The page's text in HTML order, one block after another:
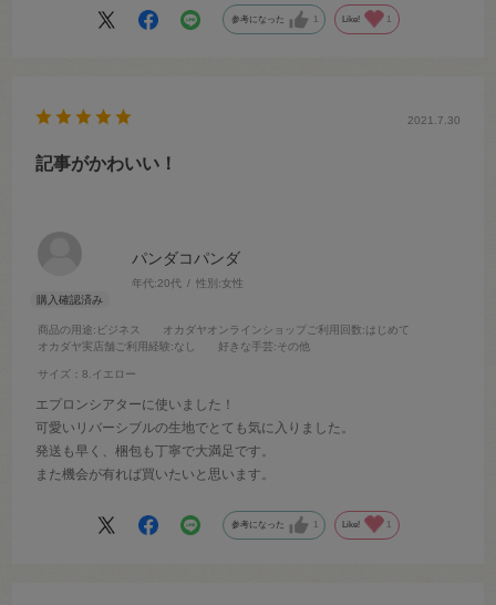
参考になった 1 Like! 1
パンダコパンダ
年代:20代 性別:女性
商品の用途:ビジネス オカダヤオンラインショップご利用回数:はじめて
オカダヤ実店舗ご利用経験:なし 好きな手芸:その他
サイズ：8.イエロー
2021.7.30
記事がかわいい！
エプロンシアターに使いました！
可愛いリバーシブルの生地でとても気に入りました。
発送も早く、梱包も丁寧で大満足です。
また機会が有れば買いたいと思います。
参考になった 1 Like! 1